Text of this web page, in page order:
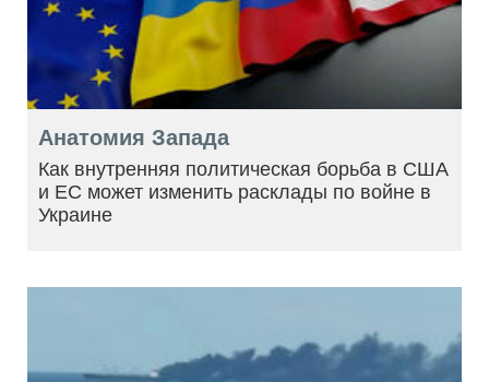
Анатомия Запада
Как внутренняя политическая борьба в США
и ЕС может изменить расклады по войне в
Украине